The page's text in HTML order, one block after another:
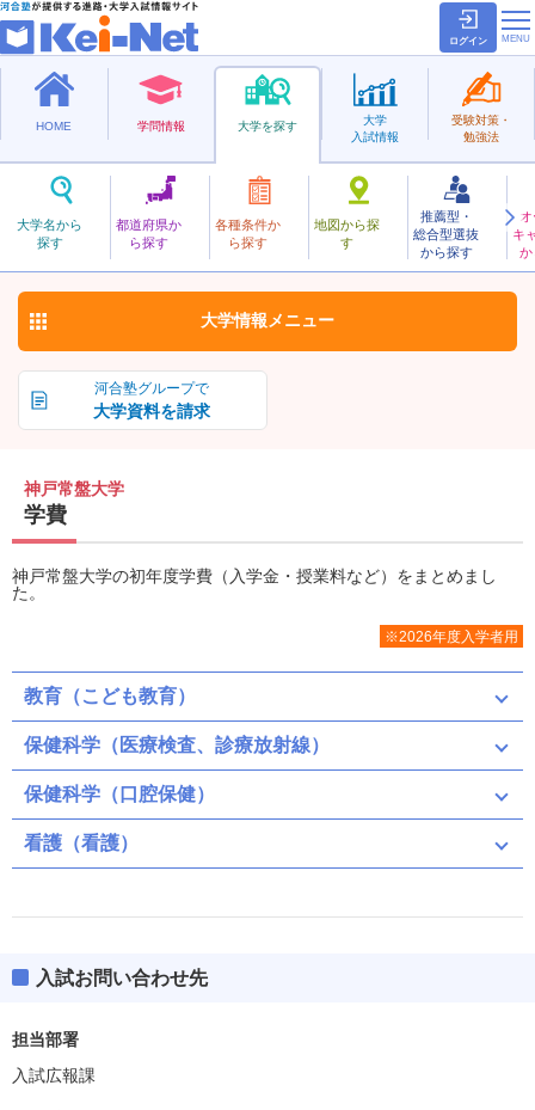
ログイン
HOME 学問情報 大学を探す
大学名から
探す
都道府県か
ら探す
各種条件か
ら探す
地図から探
す
推薦型・
総合型選抜
から探す
キ
か
大学
入試情報
受験対策・
勉強法
私立
こうべときわ
神戸常盤大学 お気に入り
河合塾グループで
大学資料を請求
大学情報 メニュー
神戸常盤大学
学費
神戸常盤大学の初年度学費（入学金・授業料など）をまとめまし
た。
※2026年度入学者用
教育（こども教育）
保健科学（医療検査、診療放射線）
保健科学（口腔保健）
看護（看護）
入試お問い合わせ先
担当部署
入試広報課